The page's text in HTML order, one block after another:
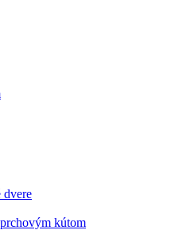
dvere
kútom